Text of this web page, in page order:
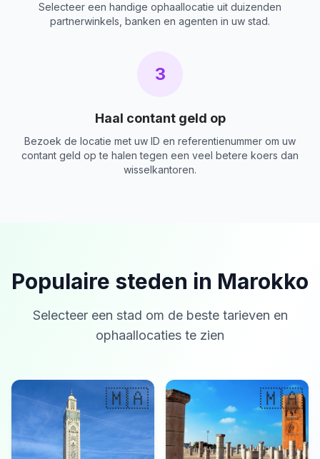
Selecteer een handige ophaallocatie uit duizenden
partnerwinkels, banken en agenten in uw stad.
3
Haal contant geld op
Bezoek de locatie met uw ID en referentienummer om uw
contant geld op te halen tegen een veel betere koers dan
wisselkantoren.
Populaire steden in Marokko
Selecteer een stad om de beste tarieven en
ophaallocaties te zien
🇲🇦 🇲🇦